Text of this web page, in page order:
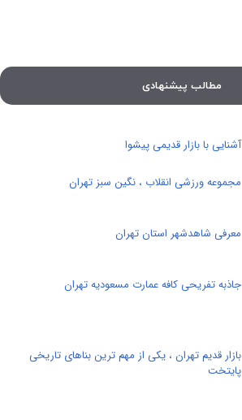
مطالب پیشنهادی
آشنایی با بازار قدیمی پیشوا
مجموعه ورزشی انقلاب ، نگین سبز تهران
معرفی شاهدشهر استان تهران
جاذبه تفریحی کافه عمارت مسعودیه تهران
بازار قدیم تهران ، یکی از مهم ترین بناهای تاریخی
پایتخت